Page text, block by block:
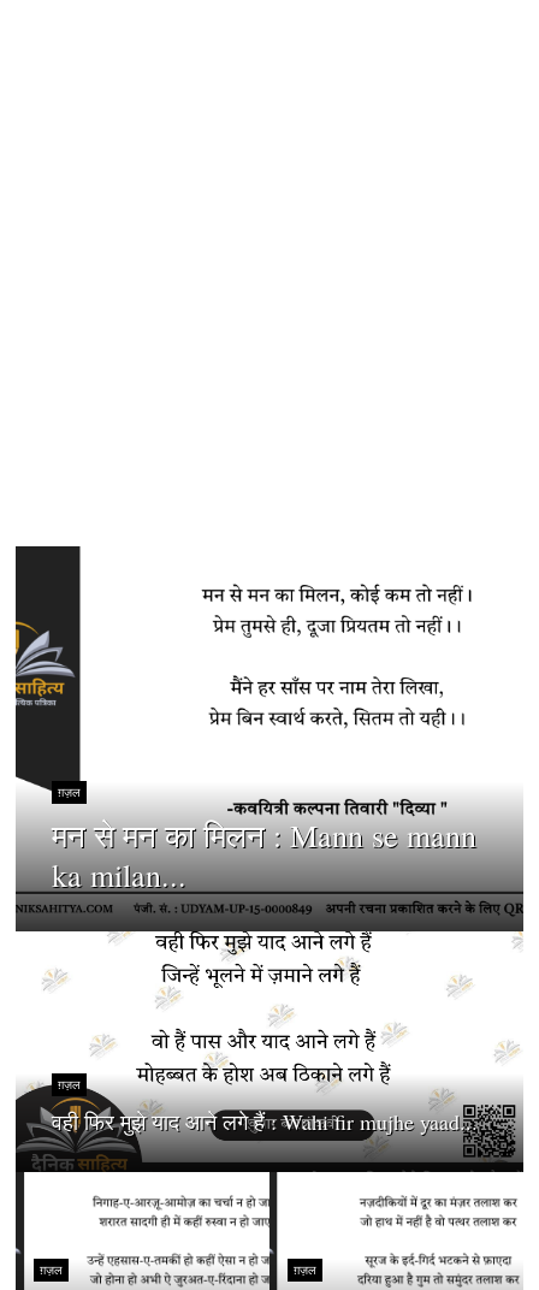
ग़ज़ल
मन से मन का मिलन : Mann se mann
ka milan...
ग़ज़ल
वही फिर मुझे याद आने लगे हैं : Wahi fir mujhe yaad...
ग़ज़ल ग़ज़ल